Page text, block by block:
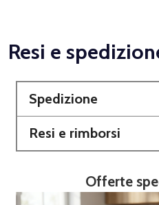
Resi e
Spedizione
Resi e rimborsi
Offerte